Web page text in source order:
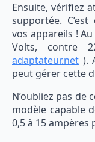
Ensuite, vérifiez
supportée.
vos appareils !
Volts, contre
adaptateur.net ).
peut gérer cette
N’oubliez pas de
modèle capable
0,5 à 15 ampères